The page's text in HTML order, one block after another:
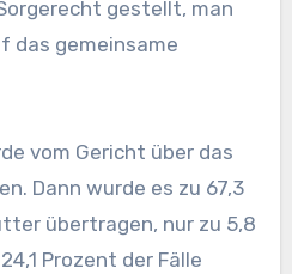
gestellt, man
das gemeinsame
vom Gericht über das
Dann wurde es zu 67,3
übertragen, nur zu 5,8
Prozent der Fälle